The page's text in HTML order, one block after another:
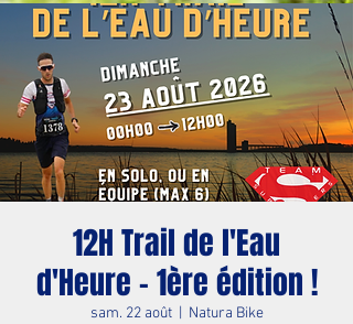
12H Trail de l'Eau
d'Heure - 1ère édition !
sam. 22 août
  |
Natura Bike